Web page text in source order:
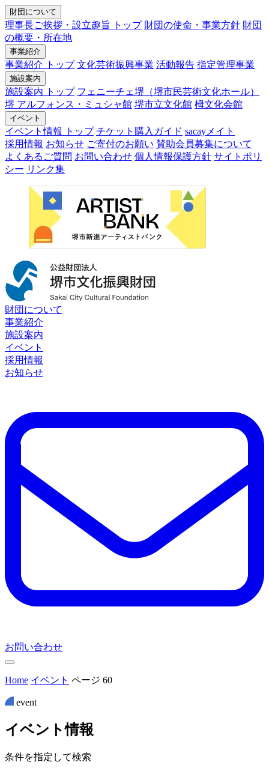
財団について
理事長ご挨拶・設立趣旨 トップ 財団の使命・事業方針 財団
の概要・所在地
事業紹介
事業紹介 トップ 文化芸術振興事業 活動報告 指定管理事業
施設案内
施設案内 トップ フェニーチェ堺（堺市民芸術文化ホール）
堺 アルフォンス・ミュシャ館 堺市立文化館 栂文化会館
イベント
イベント情報 トップ チケット購入ガイド sacayメイト
採用情報 お知らせ ご寄付のお願い 賛助会員募集について
よくあるご質問 お問い合わせ 個人情報保護方針 サイトポリ
シー リンク集
財団について
事業紹介
施設案内
イベント
採用情報
お知らせ
お問い合わせ
Home イベント ページ 60
event
イベン ト情報
条件を指定して検索